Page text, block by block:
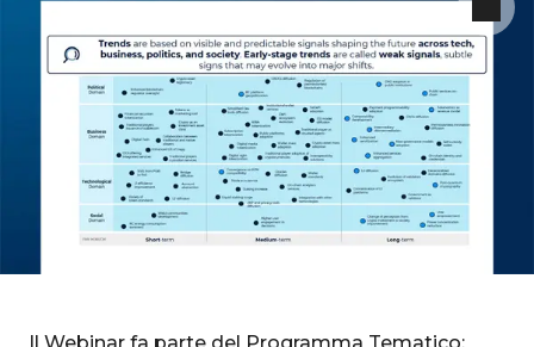
Il Webinar fa parte del Programma Tematico: